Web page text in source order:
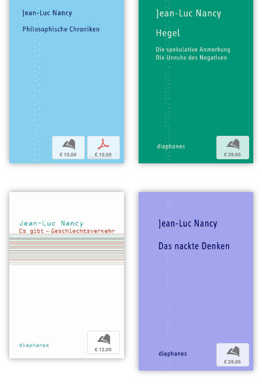
b
€ 10,00
p
€ 10,00
b
€ 29,95
b
€ 12,00 b
€ 29,95